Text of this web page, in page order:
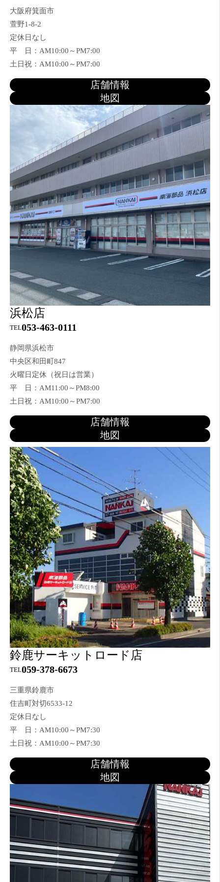
大阪府箕面市
萱野1-8-2
定休日なし
平 日：AM10:00～PM7:00
土日祝：AM10:00～PM7:00
店舗情報
地図
浜松店
TEL053-463-0111
静岡県浜松市
中央区和田町847
火曜日定休（祝日は営業）
平 日：AM11:00～PM8:00
土日祝：AM10:00～PM7:00
店舗情報
地図
鈴鹿サーキットロード店
TEL059-378-6673
三重県鈴鹿市
住吉町対切6533-12
定休日なし
平 日：AM10:00～PM7:30
土日祝：AM10:00～PM7:30
店舗情報
地図